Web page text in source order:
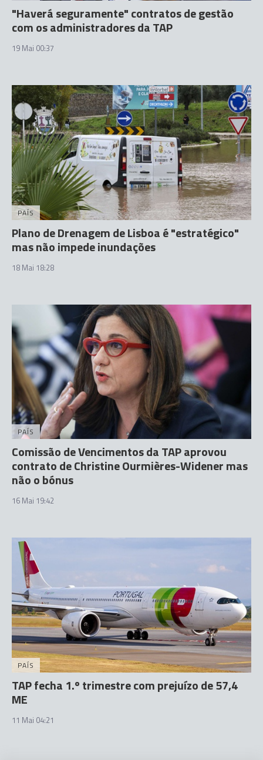
"Haverá seguramente" contratos de gestão
com os administradores da TAP
19 Mai 00:37
PAÍS
Plano de Drenagem de Lisboa é "estratégico"
mas não impede inundações
18 Mai 18:28
PAÍS
Comissão de Vencimentos da TAP aprovou
contrato de Christine Ourmières-Widener mas
não o bónus
16 Mai 19:42
PAÍS
TAP fecha 1.º trimestre com prejuízo de 57,4
ME
11 Mai 04:21